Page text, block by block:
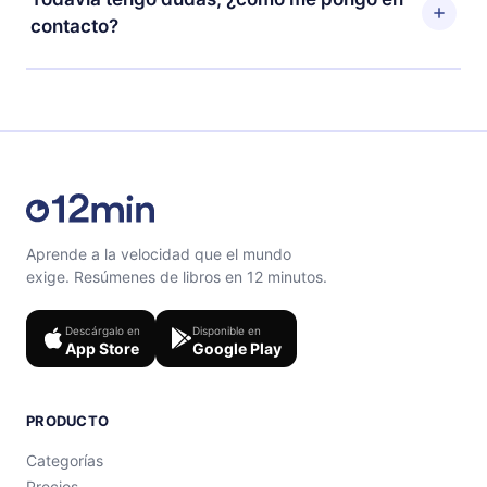
escuchar tus títulos favoritos sin conexión y desafiarte
con un cuestionario de preguntas para ayudarte a fijar
ciclo de facturación no ocurrirá.
contacto?
Siéntete libre de contactarnos en support@12min.com.
Aprende a la velocidad que el mundo
exige. Resúmenes de libros en 12 minutos.
Descárgalo en
App Store
Disponible en
Google Play
PRODUCTO
Categorías